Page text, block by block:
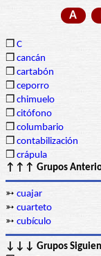
A
❒ C
❒ cancán
❒ cartabón
❒ ceporro
❒ chimuelo
❒ citófono
❒ columbario
❒ contabilización
❒ crápula
↑↑↑ Grupos
➳ cuajar
➳ cuarteto
➳ cubículo
↓↓↓ Grupos